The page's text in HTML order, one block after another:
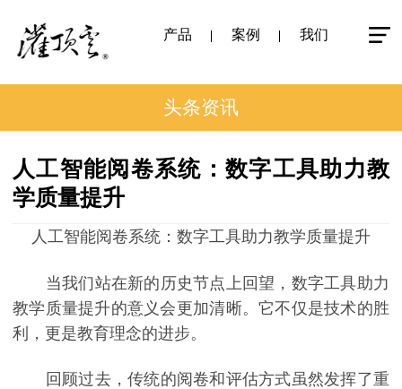
产品 案例 我们
头条资讯
人工智能阅卷系统：数字工具助力教
学质量提升
人工智能阅卷系统：数字工具助力教学质量提升
当我们站在新的历史节点上回望，数字工具助力
教学质量提升的意义会更加清晰。它不仅是技术的胜
利，更是教育理念的进步。
回顾过去，传统的阅卷和评估方式虽然发挥了重